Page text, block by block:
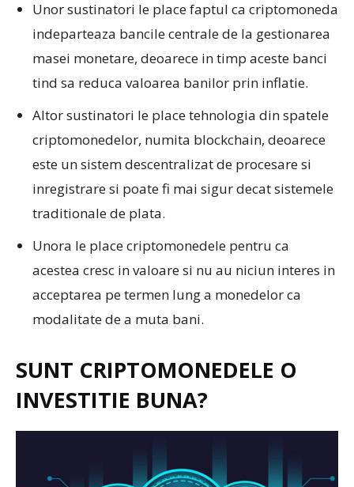
Unor sustinatori le place faptul ca criptomoneda
indeparteaza bancile centrale de la gestionarea
masei monetare, deoarece in timp aceste banci
tind sa reduca valoarea banilor prin inflatie.
Altor sustinatori le place tehnologia din spatele
criptomonedelor, numita blockchain, deoarece
este un sistem descentralizat de procesare si
inregistrare si poate fi mai sigur decat sistemele
traditionale de plata.
Unora le place criptomonedele pentru ca
acestea cresc in valoare si nu au niciun interes in
acceptarea pe termen lung a monedelor ca
modalitate de a muta bani.
SUNT CRIPTOMONEDELE O
INVESTITIE BUNA?